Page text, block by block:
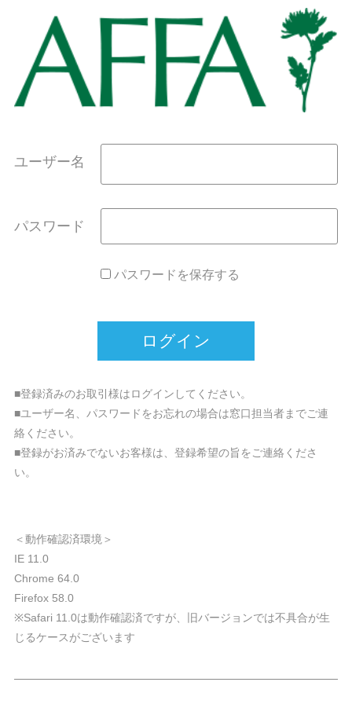
ユーザー名
パスワード
パスワードを保存する
■登録済みのお取引様はログインしてください。
■ユーザー名、パスワードをお忘れの場合は窓口担当者までご連
絡ください。
■登録がお済みでないお客様は、登録希望の旨をご連絡くださ
い。
＜動作確認済環境＞
IE 11.0
Chrome 64.0
Firefox 58.0
※Safari 11.0は動作確認済ですが、旧バージョンでは不具合が生
じるケースがございます